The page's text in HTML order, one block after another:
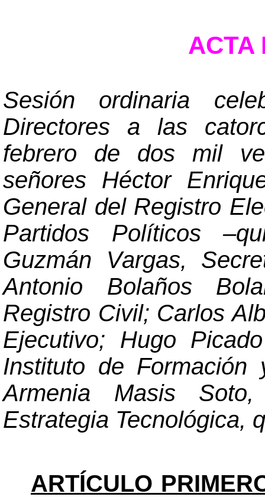
ACTA
Sesión ordinaria
Directores a las
febrero de dos mil
señores Héctor
General del Registro
Partidos Políticos–
Guzmán Vargas,
Antonio Bolaños
Registro Civil; Carlos
Ejecutivo; Hugo
Instituto de
Armenia Masis
Estrategia Tecnológica,
ARTÍCULO